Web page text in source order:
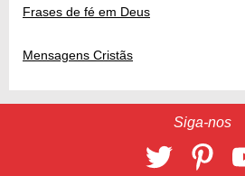
Frases de fé em Deus
Mensagens Cristãs
Siga-nos